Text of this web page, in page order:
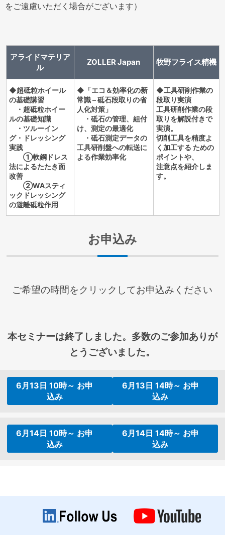
をご遠慮いただく場合がございます）
アライドマテリア
ル
ZOLLER Japan 牧野フライス精機
◆超砥粒ホイール
の基礎講習
・超砥粒ホイー
ルの基礎知識
・ツルーイン
グ・ドレッシング
実践
①軟鋼ドレス
法によるたたき面
改善
②WAスティ
ックドレッシング
の遊離砥粒作用
◆「エコ＆効率化の新
常識 – 砥石段取りの省
人化対策」
・砥石の管理、組付
け、測定の最適化
・砥石測定データの
工具研削盤への転送に
よる作業効率化
◆工具研削作業の
段取り実演
工具研削作業の段
取りを解説付きで
実演。
切削工具を精度よ
く加工する ための
ポイントや、
注意点を紹介しま
す。
お申込み
ご希望の時間をクリックしてお申込みください
本セミナーは終了しました。多数のご参加ありが
とうございました。
6月13日 10時～ お申
込み
6月13日 14時～ お申
込み
6月14日 10時～ お申
込み
6月14日 14時～ お申
込み